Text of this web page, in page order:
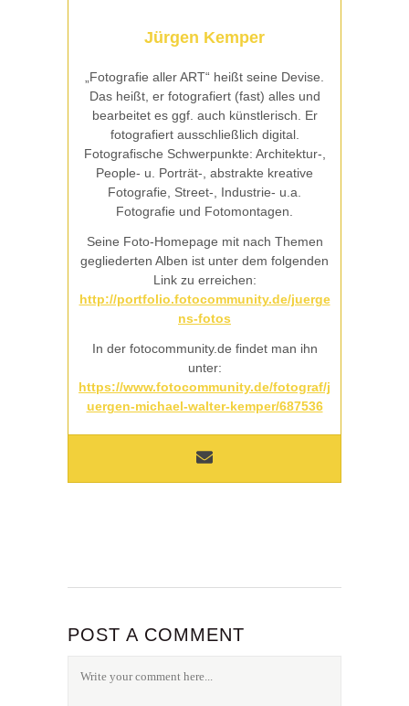
Jürgen Kemper
„Fotografie aller ART“ heißt seine Devise.
Das heißt, er fotografiert (fast) alles und
bearbeitet es ggf. auch künstlerisch. Er
fotografiert ausschließlich digital.
Fotografische Schwerpunkte: Architektur-,
People- u. Porträt-, abstrakte kreative
Fotografie, Street-, Industrie- u.a.
Fotografie und Fotomontagen.
Seine Foto-Homepage mit nach Themen
gegliederten Alben ist unter dem folgenden
Link zu erreichen:
http://portfolio.fotocommunity.de/juerge
ns-fotos
In der fotocommunity.de findet man ihn
unter:
https://www.fotocommunity.de/fotograf/j
uergen-michael-walter-kemper/687536
POST A COMMENT